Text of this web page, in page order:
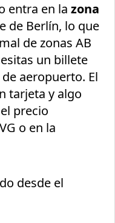
entra en lazona
de Berlín, lo que
de zonas AB
un billete
aeropuerto. El
tarjeta y algo
precio
o en la
desde el